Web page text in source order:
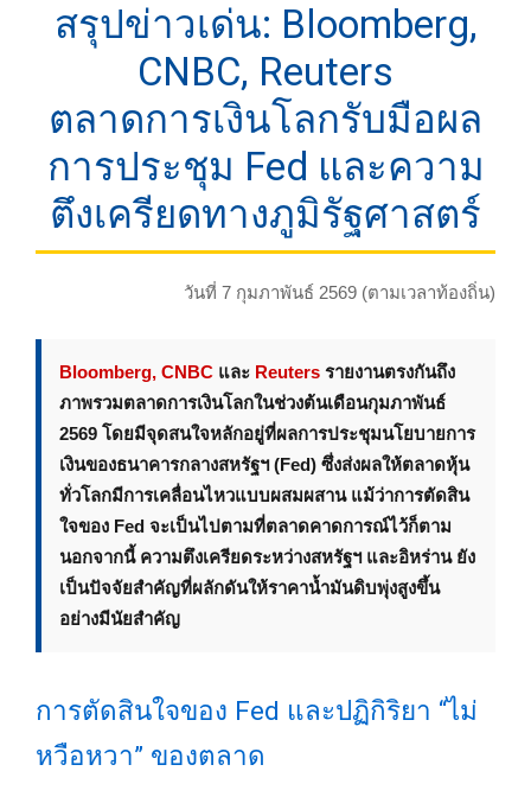
สรุปข่าวเด่น: Bloomberg,
CNBC, Reuters
ตลาดการเงินโลกรับมือผล
การประชุม Fed และความ
ตึงเครียดทางภูมิรัฐศาสตร์
วันที่ 7 กุมภาพันธ์ 2569 (ตามเวลาท้องถิ่น)
Bloomberg, CNBC และ Reuters รายงานตรงกันถึง
ภาพรวมตลาดการเงินโลกในช่วงต้นเดือนกุมภาพันธ์
2569 โดยมีจุดสนใจหลักอยู่ที่ผลการประชุมนโยบายการ
เงินของธนาคารกลางสหรัฐฯ (Fed) ซึ่งส่งผลให้ตลาดหุ้น
ทั่วโลกมีการเคลื่อนไหวแบบผสมผสาน แม้ว่าการตัดสิน
ใจของ Fed จะเป็นไปตามที่ตลาดคาดการณ์ไว้ก็ตาม
นอกจากนี้ ความตึงเครียดระหว่างสหรัฐฯ และอิหร่าน ยัง
เป็นปัจจัยสำคัญที่ผลักดันให้ราคาน้ำมันดิบพุ่งสูงขึ้น
อย่างมีนัยสำคัญ
การตัดสินใจของ Fed และปฏิกิริยา “ไม่
หวือหวา” ของตลาด